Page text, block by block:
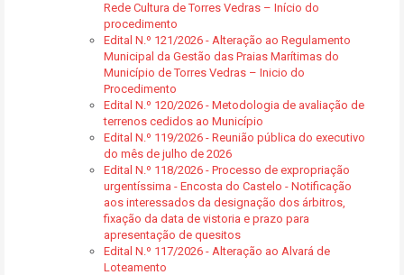
Rede Cultura de Torres Vedras – Início do
procedimento
Edital N.º 121/2026 - Alteração ao Regulamento
Municipal da Gestão das Praias Marítimas do
Município de Torres Vedras – Inicio do
Procedimento
Edital N.º 120/2026 - Metodologia de avaliação de
terrenos cedidos ao Município
Edital N.º 119/2026 - Reunião pública do executivo
do mês de julho de 2026
Edital N.º 118/2026 - Processo de expropriação
urgentíssima - Encosta do Castelo - Notificação
aos interessados da designação dos árbitros,
fixação da data de vistoria e prazo para
apresentação de quesitos
Edital N.º 117/2026 - Alteração ao Alvará de
Loteamento